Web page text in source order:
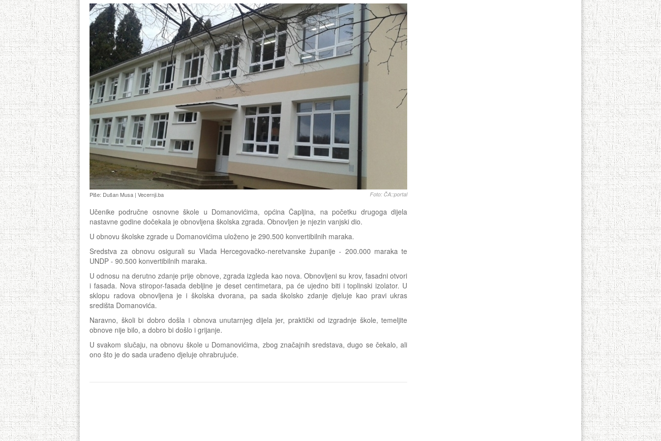
Piše: Dušan Musa | Vecernji.ba Foto: ČA::portal
Učenike područne osnovne škole u Domanovićima, općina Čapljina, na početku drugoga dijela
nastavne godine dočekala je obnovljena školska zgrada. Obnovljen je njezin vanjski dio.
U obnovu školske zgrade u Domanovićima uloženo je 290.500 konvertibilnih maraka.
Sredstva za obnovu osigurali su Vlada Hercegovačko-neretvanske županije - 200.000 maraka te
UNDP - 90.500 konvertibilnih maraka.
U odnosu na derutno zdanje prije obnove, zgrada izgleda kao nova. Obnovljeni su krov, fasadni otvori
i fasada. Nova stiropor-fasada debljine je deset centimetara, pa će ujedno biti i toplinski izolator. U
sklopu radova obnovljena je i školska dvorana, pa sada školsko zdanje djeluje kao pravi ukras
središta Domanovića.
Naravno, školi bi dobro došla i obnova unutarnjeg dijela jer, praktički od izgradnje škole, temeljite
obnove nije bilo, a dobro bi došlo i grijanje.
U svakom slučaju, na obnovu škole u Domanovićima, zbog značajnih sredstava, dugo se čekalo, ali
ono što je do sada urađeno djeluje ohrabrujuće.